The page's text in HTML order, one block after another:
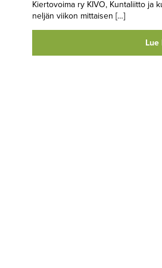
Kiertovoima ry KIVO, Kuntaliitto ja
neljän viikon mittaisen […]
Lue